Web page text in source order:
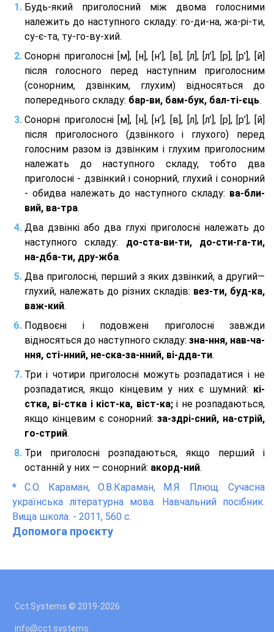
Будь-який приголосний між двома голосними
належить до наступного складу: го-ди-на, жа-рі-ти,
су-є-та, ту-го-ву-хий.
Сонорні приголосні [м], [н], [н’], [в], [л], [л’], [р], [р’], [й]
після голосного перед наступним приголосним
(сонорним, дзвінким, глухим) відносяться до
попереднього складу: бар-ви, бам-бук, бал-ті-єць.
Сонорні приголосні [м], [н], [н’], [в], [л], [л’], [р], [р’], [й]
після приголосного (дзвінкого і глухого) перед
голосним разом із дзвінким і глухим приголосним
належать до наступного складу, тобто два
приголосні - дзвінкий і сонорний, глухий і сонорний
- обидва належать до наступного складу: ва-бли-
вий, ва-тра.
Два дзвінкі або два глухі приголосні належать до
наступного складу: до-ста-ви-ти, до-сти-га-ти,
на-дба-ти, дру-жба.
Два приголосні, перший з яких дзвінкий, а другий—
глухий, належать до різних складів: вез-ти, буд-ка,
важ-кий.
Подвоєні і подовжені приголосні завжди
відносяться до наступного складу: зна-ння, нав-ча-
ння, сті-нний, не-ска-за-нний, ві-дда-ти.
Три і чотири приголосні можуть розпадатися і не
розпадатися, якщо кінцевим у них є шумний: кі-
стка, ві-стка і кіст-ка, віст-ка;і не розпадаються,
якщо кінцевим є сонорний: за-здрі-сний, на-стрій,
го-стрий.
Три приголосні розпадаються, якщо перший і
останній у них — сонорний: акорд-ний.
* С.О. Караман, О.В.Караман, М.Я. Плющ. Сучасна
українська літературна мова. Навчальний посібник.
Вища школа. - 2011, 560 с.
Допомога проєкту
Cct.Systems © 2019-2026
info@cct.systems